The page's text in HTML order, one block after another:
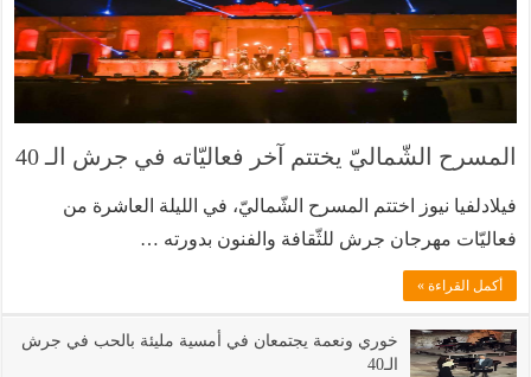
المسرح الشّماليّ يختتم آخر فعاليّاته في جرش الـ 40
فيلادلفيا نيوز اختتم المسرح الشّماليّ، في الليلة العاشرة من
فعاليّات مهرجان جرش للثّقافة والفنون بدورته …
أكمل القراءة »
خوري ونعمة يجتمعان في أمسية مليئة بالحب في جرش
الـ40